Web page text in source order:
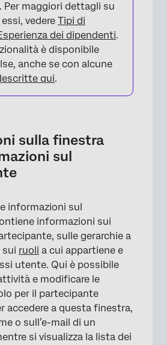
Per maggiori dettagli su
vedere Tipi di
dei dipendenti.
è disponibile
anche se con alcune
qui.
sulla finestra
sul
informazioni sul
informazioni sui
sulle gerarchie a
sui ruoli a cui appartiene e
utente. Qui è possibile
e modificare le
per il partecipante
accedere a questa finestra,
o sull’e-mail di un
si visualizza la lista dei